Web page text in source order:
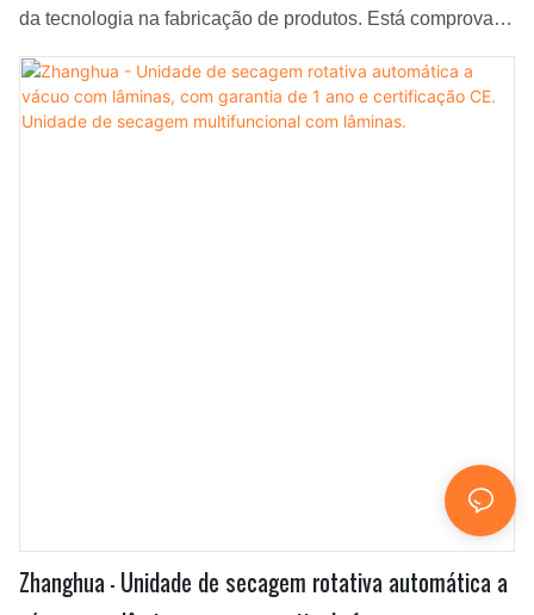
lâminas.
da tecnologia na fabricação de produtos. Está comprovado
que a utilização de tecnologias de ponta acelerou o
processo de fabricação e garantiu o desempenho do
Secador Rotativo Multifuncional de Duplo Cone com
Zhanghua - Unidade de secagem rotativa automática a